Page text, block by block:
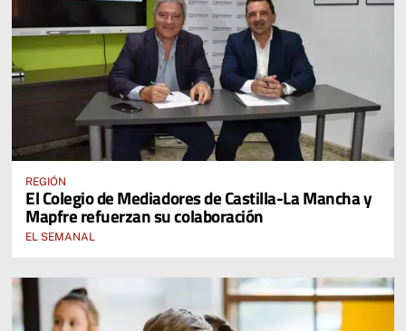
REGIÓN
El Colegio de Mediadores de Castilla-La Mancha y
Mapfre refuerzan su colaboración
EL SEMANAL